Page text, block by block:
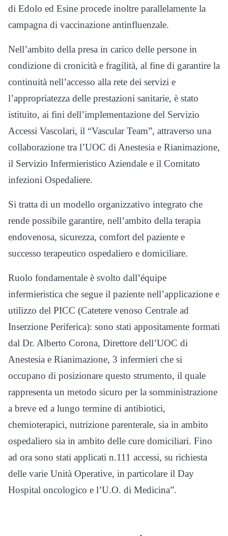
di Edolo ed Esine procede inoltre parallelamente la
campagna di vaccinazione antinfluenzale.
Nell’ambito della presa in carico delle persone in
condizione di cronicità e fragilità, al fine di garantire la
continuità nell’accesso alla rete dei servizi e
l’appropriatezza delle prestazioni sanitarie, è stato
istituito, ai fini dell’implementazione del Servizio
Accessi Vascolari, il “Vascular Team”, attraverso una
collaborazione tra l’UOC di Anestesia e Rianimazione,
il Servizio Infermieristico Aziendale e il Comitato
infezioni Ospedaliere.
Si tratta di un modello organizzativo integrato che
rende possibile garantire, nell’ambito della terapia
endovenosa, sicurezza, comfort del paziente e
successo terapeutico ospedaliero e domiciliare.
Ruolo fondamentale è svolto dall’équipe
infermieristica che segue il paziente nell’applicazione e
utilizzo del PICC (Catetere venoso Centrale ad
Inserzione Periferica): sono stati appositamente formati
dal Dr. Alberto Corona, Direttore dell’UOC di
Anestesia e Rianimazione, 3 infermieri che si
occupano di posizionare questo strumento, il quale
rappresenta un metodo sicuro per la somministrazione
a breve ed a lungo termine di antibiotici,
chemioterapici, nutrizione parenterale, sia in ambito
ospedaliero sia in ambito delle cure domiciliari. Fino
ad ora sono stati applicati n.111 accessi, su richiesta
delle varie Unità Operative, in particolare il Day
Hospital oncologico e l’U.O. di Medicina”.